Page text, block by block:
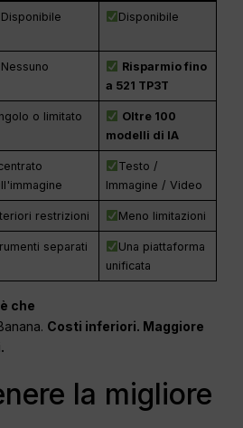
Disponibile Disponibile
Nessuno
Risparmio fino
a 521 TP3T
o limitato
Oltre 100
modelli di IA
Testo /
Immagine / Video
restrizioni Meno limitazioni
separati
Una piattaforma
unificata
che
Costi inferiori. Maggiore
la migliore